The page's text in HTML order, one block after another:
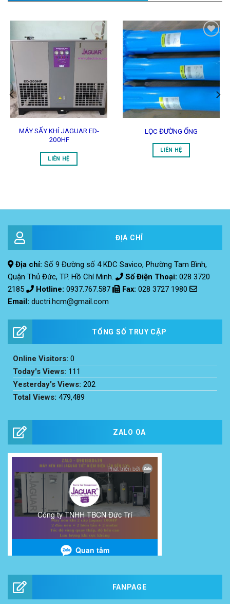
Add to
MÁY SẤY KHÍ JAGUAR ED-
200HF
LIÊN HỆ
Add to
Wishlist
LỌC ĐƯỜNG ỐNG
LIÊN HỆ
ĐỊA CHỈ
Địa chỉ: Số 9 Đường số 4 KDC Savico, Phường Tam Bình,
Quận Thủ Đức, TP. Hồ Chí Minh.
Số Điện Thoại: 028 3720
2185
Hotline: 0937.767.587 Fax: 028 3727 1980
Email: ductri.hcm@gmail.com
TỔNG SỐ TRUY CẬP
Online Visitors: 0
Today's Views: 111
Yesterday's Views: 202
Total Views: 479,489
ZALO OA
FANPAGE